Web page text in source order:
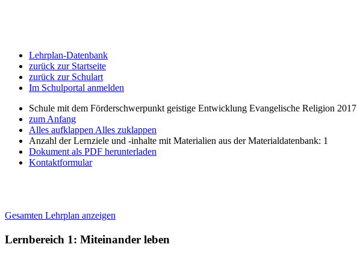
Lehrplan-Datenbank
zurück zur Startseite
zurück zur Schulart
Im Schulportal anmelden
Schule mit dem Förderschwerpunkt geistige Entwicklung Evangelische Religion 2017
zum Anfang
Alles aufklappen Alles zuklappen
Anzahl der Lernziele und -inhalte mit Materialien aus der Materialdatenbank: 1
Dokument als PDF herunterladen
Kontaktformular
Gesamten Lehrplan anzeigen
Lernbereich 1: Miteinander leben